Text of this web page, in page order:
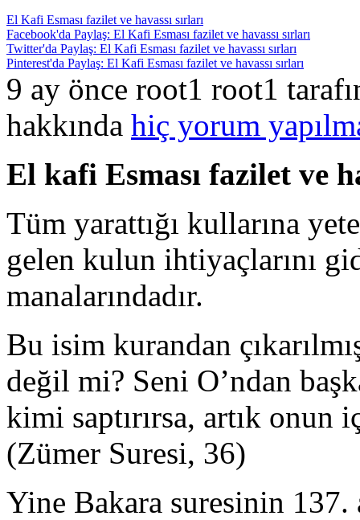
El Kafi Esması fazilet ve havassı sırları
Facebook'da Paylaş: El Kafi Esması fazilet ve havassı sırları
Twitter'da Paylaş: El Kafi Esması fazilet ve havassı sırları
Pinterest'da Paylaş: El Kafi Esması fazilet ve havassı sırları
9 ay önce root1 root1
hakkında hiç yorum
El kafi Esması fazilet ve
Tüm yarattığı kullarına
gelen kulun ihtiyaçlarını
manalarındadır.
Bu isim kurandan
değil mi? Seni O’ndan
kimi saptırırsa, artık
(Zümer Suresi, 36)
Yine Bakara suresinin